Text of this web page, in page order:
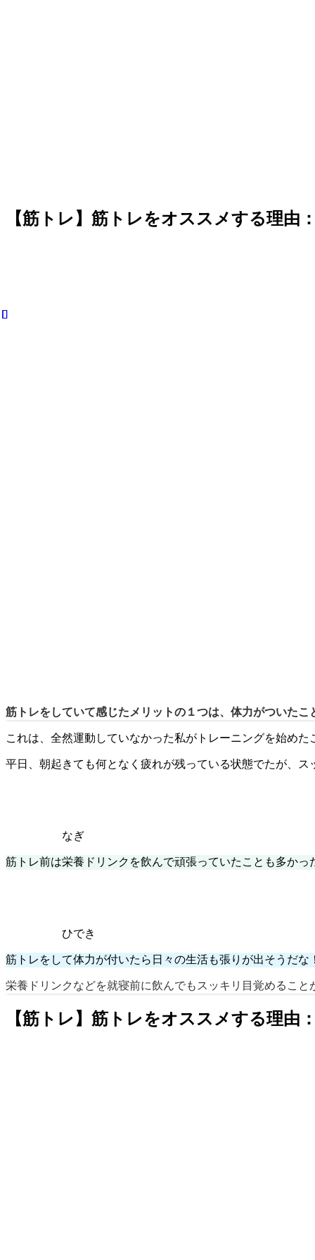
【筋トレ】筋トレをオススメする理由
筋トレをしていて感じたメリットの１つは、体力がついたこ
これは、全然運動していなかった私がトレーニングを始めた
平日、朝起きても何となく疲れが残っている状態でたが、ス
なぎ
筋トレ前は栄養ドリンクを飲んで頑張っていたことも多かっ
ひでき
筋トレをして体力が付いたら日々の生活も張りが出そうだな！
栄養ドリンクなどを就寝前に飲んでもスッキリ目覚めること
【筋トレ】筋トレをオススメする理由